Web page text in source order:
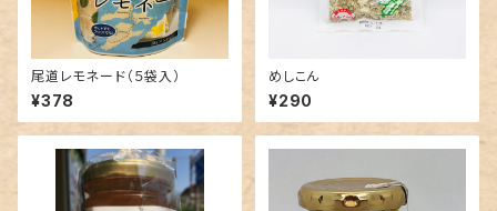
尾道レモネード（５袋入）
¥378
めしこん
¥290